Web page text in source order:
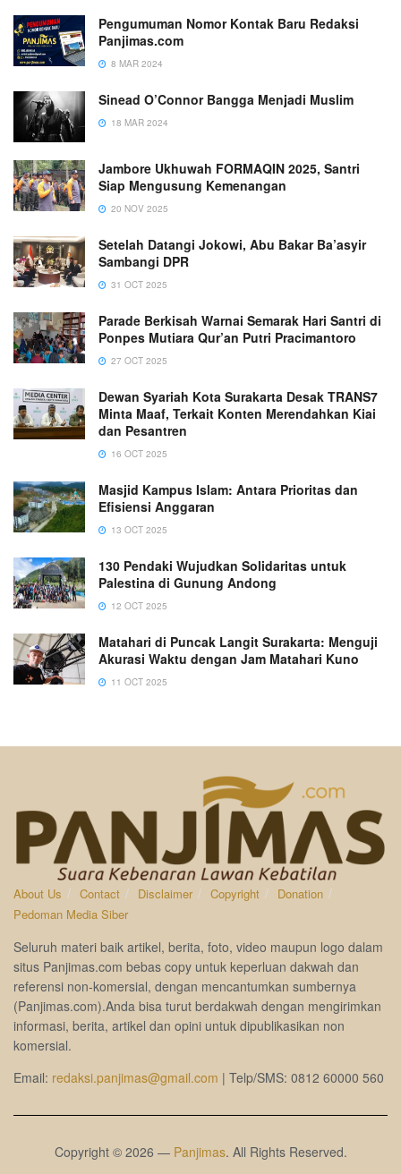
Pengumuman Nomor Kontak Baru Redaksi
Panjimas.com
8 MAR 2024
Sinead O’Connor Bangga Menjadi Muslim
18 MAR 2024
Jambore Ukhuwah FORMAQIN 2025, Santri
Siap Mengusung Kemenangan
20 NOV 2025
Setelah Datangi Jokowi, Abu Bakar Ba’asyir
Sambangi DPR
31 OCT 2025
Parade Berkisah Warnai Semarak Hari Santri di
Ponpes Mutiara Qur’an Putri Pracimantoro
27 OCT 2025
Dewan Syariah Kota Surakarta Desak TRANS7
Minta Maaf, Terkait Konten Merendahkan Kiai
dan Pesantren
16 OCT 2025
Masjid Kampus Islam: Antara Prioritas dan
Efisiensi Anggaran
13 OCT 2025
130 Pendaki Wujudkan Solidaritas untuk
Palestina di Gunung Andong
12 OCT 2025
Matahari di Puncak Langit Surakarta: Menguji
Akurasi Waktu dengan Jam Matahari Kuno
11 OCT 2025
About Us Contact Disclaimer Copyright
Donation
Pedoman Media Siber
Seluruh materi baik artikel, berita, foto, video maupun logo dalam
situs Panjimas.com bebas copy untuk keperluan dakwah dan
referensi non-komersial, dengan mencantumkan sumbernya
(Panjimas.com).Anda bisa turut berdakwah dengan mengirimkan
informasi, berita, artikel dan opini untuk dipublikasikan non
komersial.
Email: redaksi.panjimas@gmail.com | Telp/SMS: 0812 60000 560
Copyright © 2026 — Panjimas. All Rights Reserved.